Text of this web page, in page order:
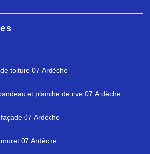
toiture 07 Ardèche
et planche de rive 07 Ardèche
07 Ardèche
07 Ardèche